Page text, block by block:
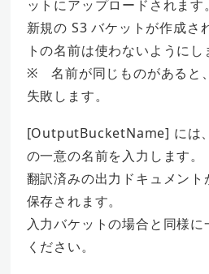
ットにアップロードされます。
新規の S3 バケットが作成さ
トの名前は使わないようにし
※ 名前が同じものがあると
失敗します。
[OutputBucketName] には
の一意の名前を入力します。
翻訳済みの出力ドキュメン
保存されます。
入力バケットの場合と同様に
ください。